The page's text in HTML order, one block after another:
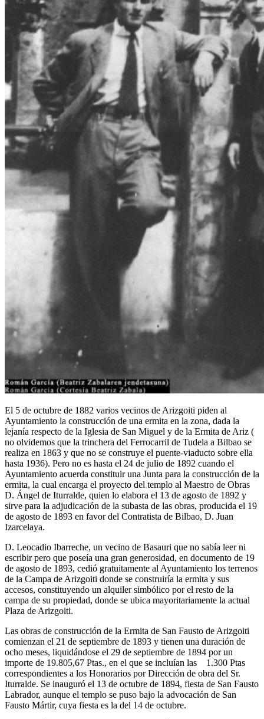
El 5 de octubre de 1882 varios vecinos de Arizgoiti piden al
Ayuntamiento la construcción de una ermita en la zona, dada la
lejanía respecto de la Iglesia de San Miguel y de la Ermita de Ariz (
no olvidemos que la trinchera del Ferrocarril de Tudela a Bilbao se
realiza en 1863 y que no se construye el puente-viaducto sobre ella
hasta 1936). Pero no es hasta el 24 de julio de 1892 cuando el
Ayuntamiento acuerda constituir una Junta para la construcción de la
ermita, la cual encarga el proyecto del templo al Maestro de Obras
D. Ángel de Iturralde, quien lo elabora el 13 de agosto de 1892 y
sirve para la adjudicación de la subasta de las obras, producida el 19
de agosto de 1893 en favor del Contratista de Bilbao, D. Juan
Izarcelaya.
D. Leocadio Ibarreche, un vecino de Basauri que no sabía leer ni
escribir pero que poseía una gran generosidad, en documento de 19
de agosto de 1893, cedió gratuitamente al Ayuntamiento los terrenos
de la Campa de Arizgoiti donde se construiría la ermita y sus
accesos, constituyendo un alquiler simbólico por el resto de la
campa de su propiedad, donde se ubica mayoritariamente la actual
Plaza de Arizgoiti.
Las obras de construcción de la Ermita de San Fausto de Arizgoiti
comienzan el 21 de septiembre de 1893 y tienen una duración de
ocho meses, liquidándose el 29 de septiembre de 1894 por un
importe de 19.805,67 Ptas., en el que se incluían las 1.300 Ptas
correspondientes a los Honorarios por Dirección de obra del Sr.
Iturralde. Se inauguró el 13 de octubre de 1894, fiesta de San Fausto
Labrador, aunque el templo se puso bajo la advocación de San
Fausto Mártir, cuya fiesta es la del 14 de octubre.